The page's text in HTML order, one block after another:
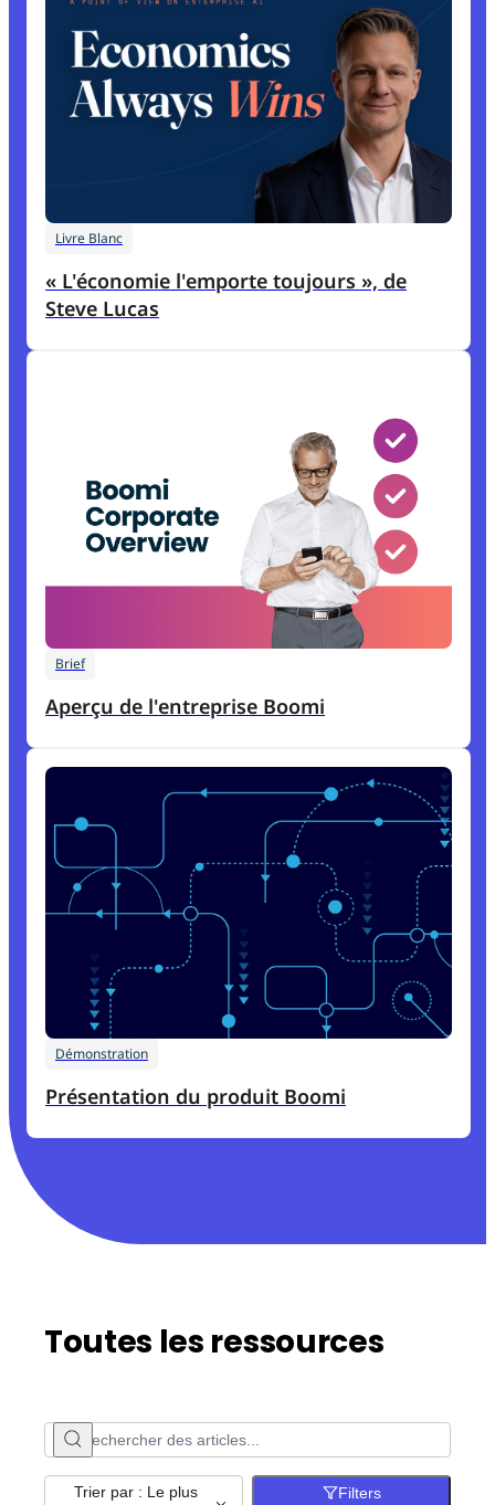
Livre Blanc
« L'économie l'emporte toujours », de
Steve Lucas
Brief
Aperçu de l'entreprise Boomi
Démonstration
Présentation du produit Boomi
Toutes les ressources
Trier par : Le plus Filters